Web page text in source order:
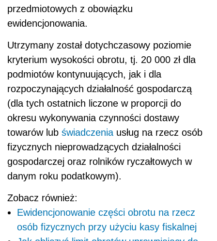
przedmiotowych z obowiązku
ewidencjonowania.
Utrzymany został dotychczasowy poziomie
kryterium wysokości obrotu, tj. 20 000 zł dla
podmiotów kontynuujących, jak i dla
rozpoczynających działalność gospodarczą
(dla tych ostatnich liczone w proporcji do
okresu wykonywania czynności dostawy
towarów lub świadczenia usług na rzecz osób
fizycznych nieprowadzących działalności
gospodarczej oraz rolników ryczałtowych w
danym roku podatkowym).
Zobacz również:
Ewidencjonowanie części obrotu na rzecz
osób fizycznych przy użyciu kasy fiskalnej